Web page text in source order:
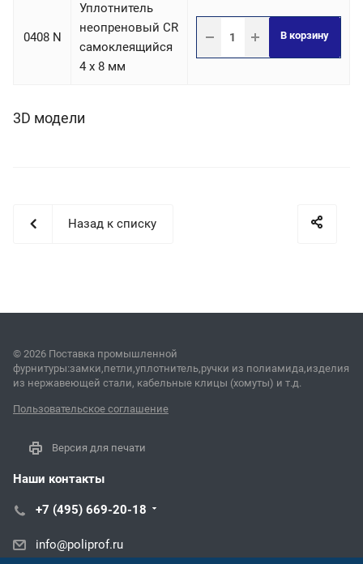
0408 N
Уплотнитель
неопреновый CR
самоклеящийся
4 х 8 мм
В корзину
3D модели
Назад к списку
© 2026 Поставка промышленной
фурнитуры:замки,петли,уплотнитель,ручки из полиамида,изделия
из нержавеющей стали, кабельные клицы (хомуты) и т.д.
Пользовательское соглашение
Версия для печати
Наши контакты
+7 (495) 669-20-18
info@poliprof.ru